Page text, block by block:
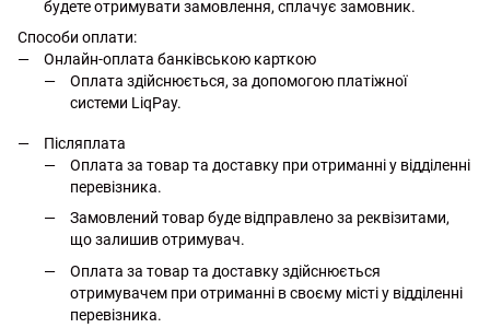
будете отримувати замовлення, сплачує замовник.
Способи оплати:
Онлайн-оплата банківською карткою
Оплата здійснюється, за допомогою платіжної
системи LiqPay.
Післяплата
Оплата за товар та доставку при отриманні у відділенні
перевізника.
Замовлений товар буде відправлено за реквізитами,
що залишив отримувач.
Оплата за товар та доставку здійснюється
отримувачем при отриманні в своєму місті у відділенні
перевізника.